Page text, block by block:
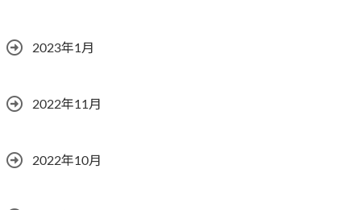
2023年1月
2022年11月
2022年10月